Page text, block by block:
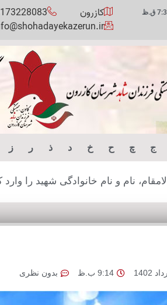
کازرون
ج چ ح خ د ذ ر ز
نام و نام خانوادگی شهید را وارد
9:14 ب.ظ بدون نظری